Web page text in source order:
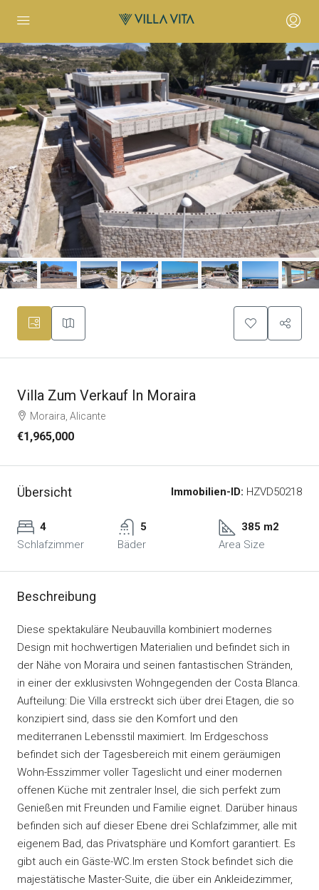
Villa Zum Verkauf In Moraira
Moraira, Alicante
€1,965,000
Übersicht Immobilien-ID: HZVD50218
4
Schlafzimmer
5
Bäder
385 m2
Area Size
Beschreibung
Diese spektakuläre Neubauvilla kombiniert modernes
Design mit hochwertigen Materialien und befindet sich in
der Nähe von Moraira und seinen fantastischen Stränden,
in einer der exklusivsten Wohngegenden der Costa Blanca.
Aufteilung: Die Villa erstreckt sich über drei Etagen, die so
konzipiert sind, dass sie den Komfort und den
mediterranen Lebensstil maximiert. Im Erdgeschoss
befindet sich der Tagesbereich mit einem geräumigen
Wohn-Esszimmer voller Tageslicht und einer modernen
offenen Küche mit zentraler Insel, die sich perfekt zum
Genießen mit Freunden und Familie eignet. Darüber hinaus
befinden sich auf dieser Ebene drei Schlafzimmer, alle mit
eigenem Bad, das Privatsphäre und Komfort garantiert. Es
gibt auch ein Gäste-WC.Im ersten Stock befindet sich die
majestätische Master-Suite, die über ein Ankleidezimmer,